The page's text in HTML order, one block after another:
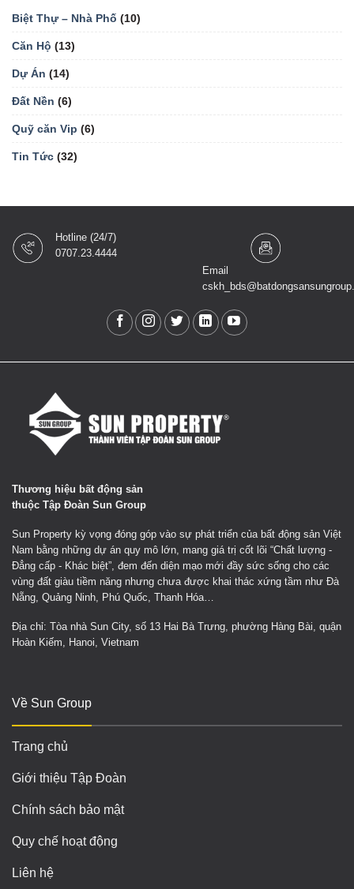
Biệt Thự – Nhà Phố (10)
Căn Hộ (13)
Dự Án (14)
Đất Nền (6)
Quỹ căn Vip (6)
Tin Tức (32)
Hotline (24/7)
0707.23.4444
Email
Thương hiệu bất động sản
thuộc Tập Đoàn Sun Group
Sun Property kỳ vọng đóng góp vào sự phát triển của bất động sản Việt
Nam bằng những dự án quy mô lớn, mang giá trị cốt lõi “Chất lượng -
Đẳng cấp - Khác biệt”, đem đến diện mạo mới đầy sức sống cho các
vùng đất giàu tiềm năng nhưng chưa được khai thác xứng tầm như Đà
Nẵng, Quảng Ninh, Phú Quốc, Thanh Hóa…
Địa chỉ: Tòa nhà Sun City, số 13 Hai Bà Trưng, phường Hàng Bài, quận
Hoàn Kiếm, Hanoi, Vietnam
Về Sun Group
Trang chủ
Giới thiệu Tập Đoàn
Chính sách bảo mật
Quy chế hoạt động
Liên hệ